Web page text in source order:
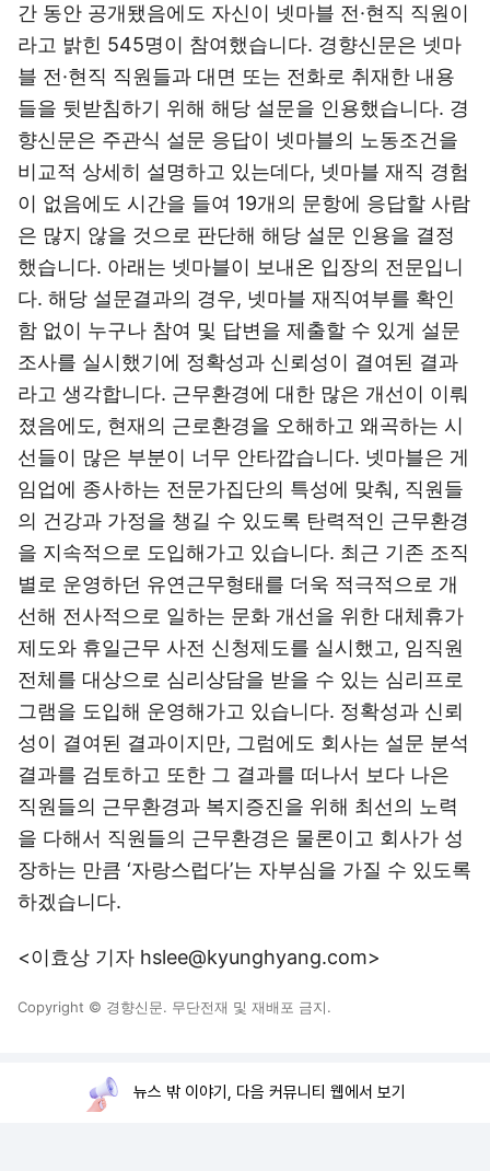
간 동안 공개됐음에도 자신이 넷마블 전·현직 직원이
라고 밝힌 545명이 참여했습니다. 경향신문은 넷마
블 전·현직 직원들과 대면 또는 전화로 취재한 내용
들을 뒷받침하기 위해 해당 설문을 인용했습니다. 경
향신문은 주관식 설문 응답이 넷마블의 노동조건을
비교적 상세히 설명하고 있는데다, 넷마블 재직 경험
이 없음에도 시간을 들여 19개의 문항에 응답할 사람
은 많지 않을 것으로 판단해 해당 설문 인용을 결정
했습니다. 아래는 넷마블이 보내온 입장의 전문입니
다. 해당 설문결과의 경우, 넷마블 재직여부를 확인
함 없이 누구나 참여 및 답변을 제출할 수 있게 설문
조사를 실시했기에 정확성과 신뢰성이 결여된 결과
라고 생각합니다. 근무환경에 대한 많은 개선이 이뤄
졌음에도, 현재의 근로환경을 오해하고 왜곡하는 시
선들이 많은 부분이 너무 안타깝습니다. 넷마블은 게
임업에 종사하는 전문가집단의 특성에 맞춰, 직원들
의 건강과 가정을 챙길 수 있도록 탄력적인 근무환경
을 지속적으로 도입해가고 있습니다. 최근 기존 조직
별로 운영하던 유연근무형태를 더욱 적극적으로 개
선해 전사적으로 일하는 문화 개선을 위한 대체휴가
제도와 휴일근무 사전 신청제도를 실시했고, 임직원
전체를 대상으로 심리상담을 받을 수 있는 심리프로
그램을 도입해 운영해가고 있습니다. 정확성과 신뢰
성이 결여된 결과이지만, 그럼에도 회사는 설문 분석
결과를 검토하고 또한 그 결과를 떠나서 보다 나은
직원들의 근무환경과 복지증진을 위해 최선의 노력
을 다해서 직원들의 근무환경은 물론이고 회사가 성
장하는 만큼 ‘자랑스럽다’는 자부심을 가질 수 있도록
하겠습니다.
<이효상 기자 hslee@kyunghyang.com>
Copyright © 경향신문. 무단전재 및 재배포 금지.
뉴스 밖 이야기, 다음 커뮤니티 웹에서 보기